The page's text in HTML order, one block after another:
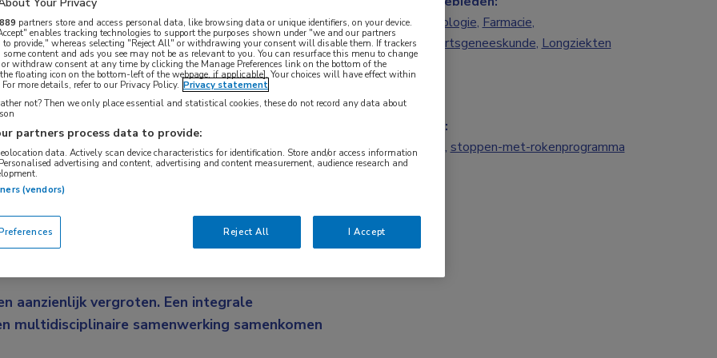
live plaats gevonden. Uitzending
bekijken wanneer het u uitkomt.
aanzienlijk vergroten. Een integrale
multidisciplinaire samenwerking samenkomen
Cardiologie, Farmacie,
Huisartsgeneeskunde, Longziekten
Tags:
roken , stoppen-met-rokenprogramma
889 partners store and access personal data, like browsing data or unique identifiers, on your device.
enables tracking technologies to support the purposes shown under "we and our partners
to provide," whereas selecting "Reject All" or withdrawing your consent will disable them. If trackers
some content and ads you see may not be as relevant to you. You can resurface this menu to change
or withdraw consent at any time by clicking the Manage Preferences link on the bottom of the
floating icon on the bottom-left of the webpage, if applicable]. Your choices will have effect within
more details, refer to our Privacy Policy. Privacy statement
not? Then we only place essential and statistical cookies, these do not record any data about
partners process data to provide:
data. Actively scan device characteristics for identification. Store and/or access information
advertising and content, advertising and content measurement, audience research and
(vendors)
Reject All I Accept